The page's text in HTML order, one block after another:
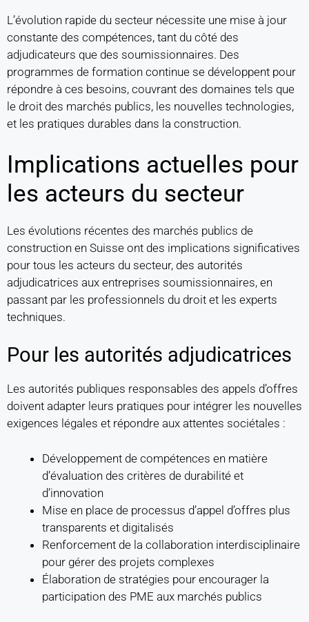
L’évolution rapide du secteur nécessite une mise à jour
constante des compétences, tant du côté des
adjudicateurs que des soumissionnaires. Des
programmes de formation continue se développent pour
répondre à ces besoins, couvrant des domaines tels que
le droit des marchés publics, les nouvelles technologies,
et les pratiques durables dans la construction.
Implications actuelles pour
les acteurs du secteur
Les évolutions récentes des marchés publics de
construction en Suisse ont des implications significatives
pour tous les acteurs du secteur, des autorités
adjudicatrices aux entreprises soumissionnaires, en
passant par les professionnels du droit et les experts
techniques.
Pour les autorités adjudicatrices
Les autorités publiques responsables des appels d’offres
doivent adapter leurs pratiques pour intégrer les nouvelles
exigences légales et répondre aux attentes sociétales :
Développement de compétences en matière
d’évaluation des critères de durabilité et
d’innovation
Mise en place de processus d’appel d’offres plus
transparents et digitalisés
Renforcement de la collaboration interdisciplinaire
pour gérer des projets complexes
Élaboration de stratégies pour encourager la
participation des PME aux marchés publics